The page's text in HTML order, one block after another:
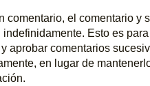
comentario, el comentario y
indefinidamente. Esto es
aprobar comentarios
en lugar de